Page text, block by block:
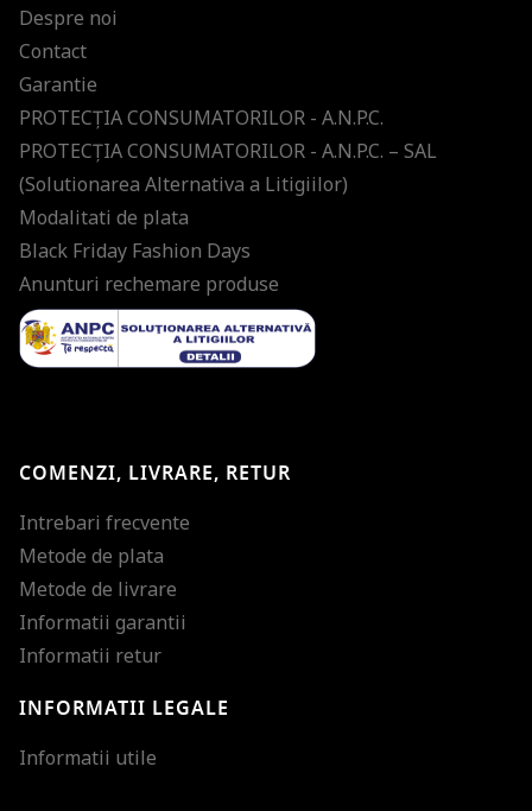
Despre noi
Contact
Garantie
PROTECŢIA CONSUMATORILOR - A.N.P.C.
PROTECŢIA CONSUMATORILOR - A.N.P.C. – SAL
(Solutionarea Alternativa a Litigiilor)
Modalitati de plata
Black Friday Fashion Days
Anunturi rechemare produse
COMENZI, LIVRARE, RETUR
Intrebari frecvente
Metode de plata
Metode de livrare
Informatii garantii
Informatii retur
INFORMATII LEGALE
Informatii utile